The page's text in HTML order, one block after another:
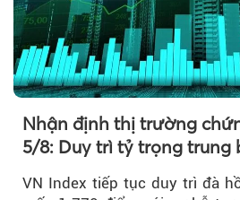
Nhận định thị trường
5/8: Duy trì tỷ trọng trung
VN Index tiếp tục duy trì đà